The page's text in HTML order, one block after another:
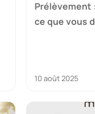
Prélèvement
ce que vous
10 août 2025